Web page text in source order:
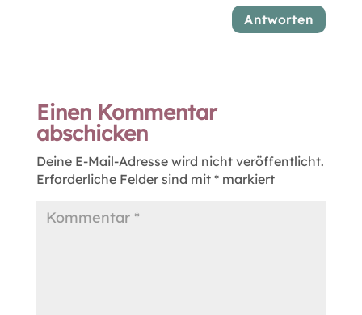
Antworten
Einen Kommentar
abschicken
Deine E-Mail-Adresse wird nicht veröffentlicht.
Erforderliche Felder sind mit *markiert